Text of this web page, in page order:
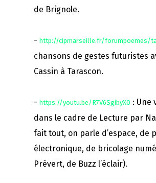
de Brignole.
-http://cipmarseille.fr/forumpoemes/
chansons de gestes futuristes
Cassin à Tarascon.
-https://youtu.be/R7V6SgibyX0 : Une
dans le cadre de Lecture par
fait tout, on parle d’espace, de
électronique, de bricolage
Prévert, de Buzz l’éclair).